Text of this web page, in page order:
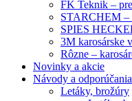
FK Teknik –
STARCHEM –
SPIES
3M karosárske
Rôzne –
Novinky a akcie
Návody a odporúčania
Letáky, brožúry